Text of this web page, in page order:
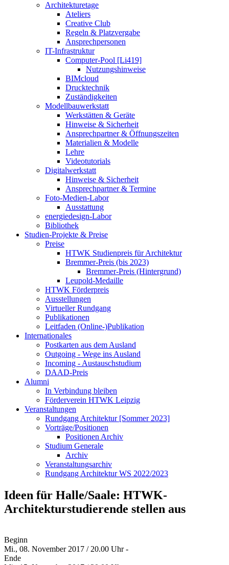
Architekturetage
Ateliers
Creative Club
Regeln & Platzvergabe
Ansprechpersonen
IT-Infrastruktur
Computer-Pool [Li419]
Nutzungshinweise
BIMcloud
Drucktechnik
Zuständigkeiten
Modellbauwerkstatt
Werkstätten & Geräte
Hinweise & Sicherheit
Ansprechpartner & Öffnungszeiten
Materialien & Modelle
Lehre
Videotutorials
Digitalwerkstatt
Hinweise & Sicherheit
Ansprechpartner & Termine
Foto-Medien-Labor
Ausstattung
energiedesign-Labor
Bibliothek
Studien-Projekte & Preise
Preise
HTWK Studienpreis für Architektur
Bremmer-Preis (bis 2023)
Bremmer-Preis (Hintergrund)
Leupold-Medaille
HTWK Förderpreis
Ausstellungen
Virtueller Rundgang
Publikationen
Leitfaden (Online-)Publikation
Internationales
Postkarten aus dem Ausland
Outgoing - Wege ins Ausland
Incoming - Austauschstudium
DAAD-Preis
Alumni
In Verbindung bleiben
Förderverein HTWK Leipzig
Veranstaltungen
Rundgang Architektur [Sommer 2023]
Vorträge/Positionen
Positionen Archiv
Studium Generale
Archiv
Veranstaltungsarchiv
Rundgang Architektur WS 2022/2023
Ideen für Halle/Saale: HTWK-
Architekturstudierende stellen aus
Beginn
Mi., 08. November 2017 / 20.00 Uhr -
Ende